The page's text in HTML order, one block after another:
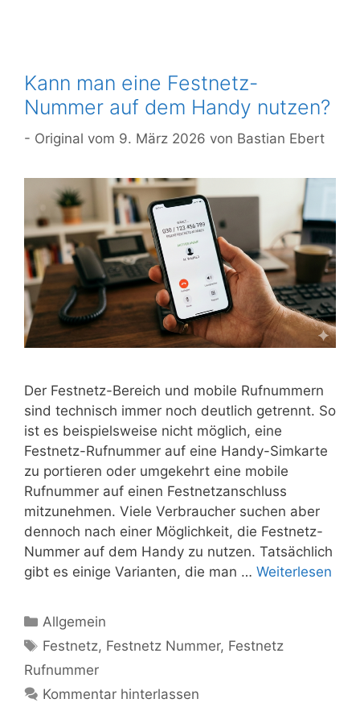
Kann man eine Festnetz-
Nummer auf dem Handy nutzen?
9. März 2026 von Bastian Ebert
Der Festnetz-Bereich und mobile Rufnummern
sind technisch immer noch deutlich getrennt. So
ist es beispielsweise nicht möglich, eine
Festnetz-Rufnummer auf eine Handy-Simkarte
zu portieren oder umgekehrt eine mobile
Rufnummer auf einen Festnetzanschluss
mitzunehmen. Viele Verbraucher suchen aber
dennoch nach einer Möglichkeit, die Festnetz-
Nummer auf dem Handy zu nutzen. Tatsächlich
gibt es einige Varianten, die man … Weiterlesen
Kategorien
Allgemein
Schlagwörter
Festnetz, Festnetz Nummer, Festnetz
Rufnummer
Kommentar hinterlassen